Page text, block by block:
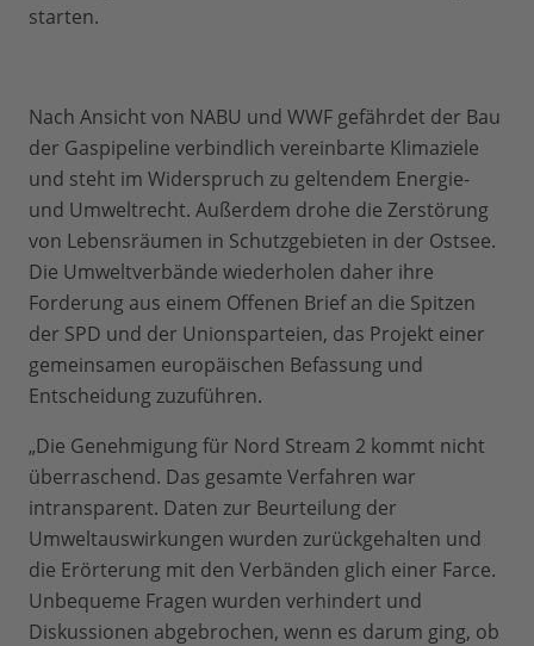
starten.
Nach Ansicht von NABU und WWF gefährdet der Bau
der Gaspipeline verbindlich vereinbarte Klimaziele
und steht im Widerspruch zu geltendem Energie-
und Umweltrecht. Außerdem drohe die Zerstörung
von Lebensräumen in Schutzgebieten in der Ostsee.
Die Umweltverbände wiederholen daher ihre
Forderung aus einem Offenen Brief an die Spitzen
der SPD und der Unionsparteien, das Projekt einer
gemeinsamen europäischen Befassung und
Entscheidung zuzuführen.
„Die Genehmigung für Nord Stream 2 kommt nicht
überraschend. Das gesamte Verfahren war
intransparent. Daten zur Beurteilung der
Umweltauswirkungen wurden zurückgehalten und
die Erörterung mit den Verbänden glich einer Farce.
Unbequeme Fragen wurden verhindert und
Diskussionen abgebrochen, wenn es darum ging, ob